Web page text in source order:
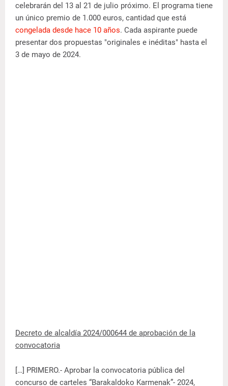
celebrarán del 13 al 21 de julio próximo. El programa tiene
un único premio de 1.000 euros, cantidad que está
congelada desde hace 10 años. Cada aspirante puede
presentar dos propuestas "originales e inéditas" hasta el
3 de mayo de 2024.
Decreto de alcaldía 2024/000644 de aprobación de la
convocatoria
[…] PRIMERO.- Aprobar la convocatoria pública del
concurso de carteles “Barakaldoko Karmenak”- 2024,